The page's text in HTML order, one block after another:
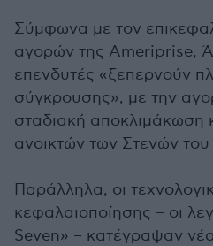
Σύμφωνα με τον
αγορών της Ameriprise,
επενδυτές «ξεπερνούν
σύγκρουσης», με την
σταδιακή αποκλιμάκωση
ανοικτών των Στενών
Παράλληλα, οι
κεφαλαιοποίησης – οι
Seven» – κατέγραψαν